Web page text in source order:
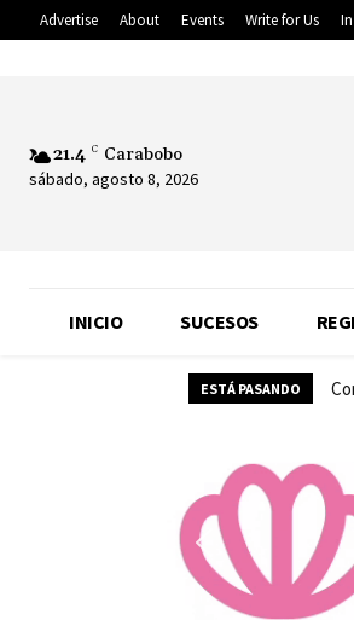
Advertise About Events Write for Us
21.4 C Carabobo
sábado, agosto 8, 2026
INICIO SUCESOS
ESTÁ PASANDO